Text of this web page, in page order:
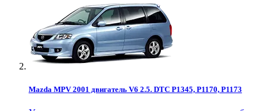
Mazda MPV 2001 двигатель V6 2.5. DTC P1345, P1170, P1173